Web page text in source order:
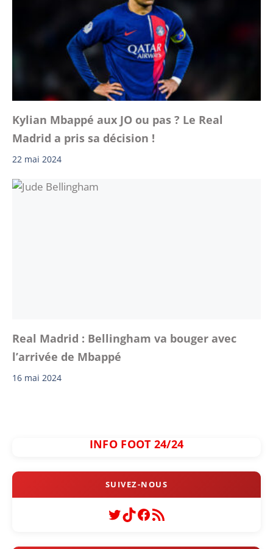
Kylian Mbappé aux JO ou pas ? Le Real
Madrid a pris sa décision !
22 mai 2024
Real Madrid : Bellingham va bouger avec
l’arrivée de Mbappé
16 mai 2024
INFO FOOT 24/24
Twitter
TikTok
Facebook
Flux RSS